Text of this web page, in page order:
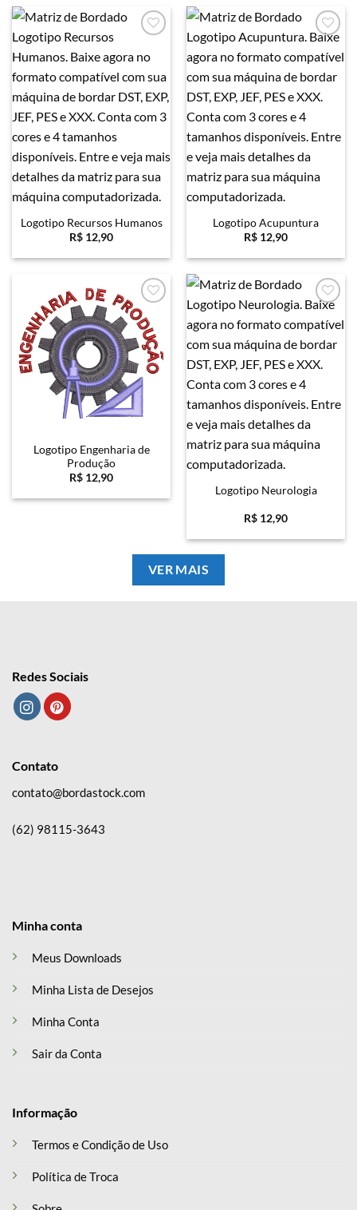
Logotipo Recursos Humanos
R$ 12,90
Logotipo Acupuntura
R$ 12,90
Favoritar
Logotipo Engenharia de
Produção
R$ 12,90
Logotipo Neurologia
R$ 12,90
VER MAIS
Redes Sociais
Minha conta
Meus Downloads
Minha Lista de Desejos
Minha Conta
Sair da Conta
Informação
Termos e Condição de Uso
Política de Troca
Contato
contato@bordastock.com
(62) 98115-3643